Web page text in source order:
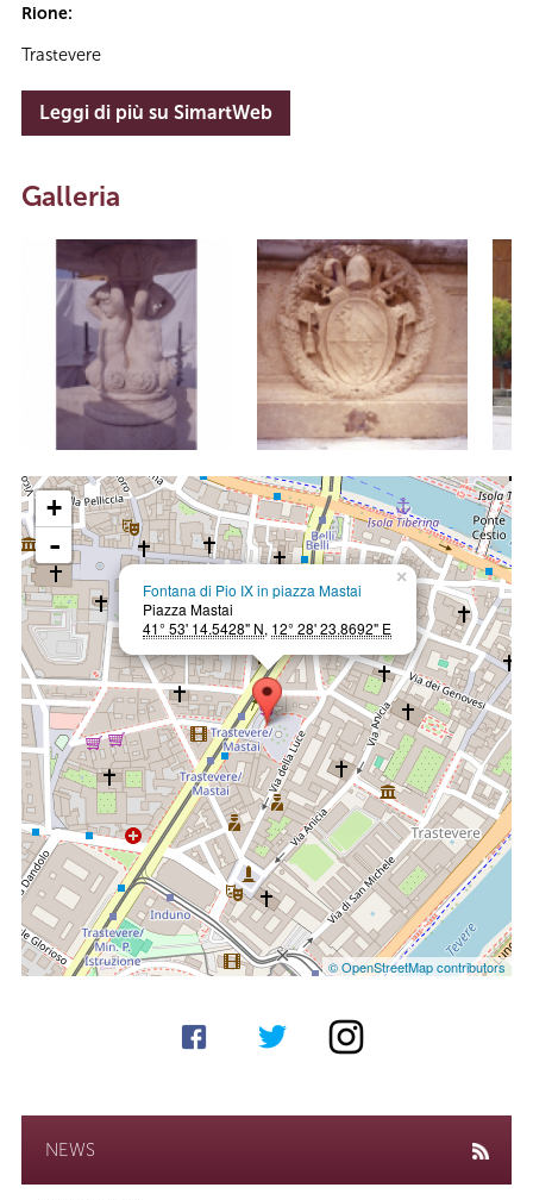
Rione:
Trastevere
Leggi di più su SimartWeb
Galleria
×
Fontana di Pio IX in piazza Mastai
Piazza Mastai
41° 53' 14.5428" N, 12° 28' 23.8692" E
+
-
© OpenStreetMap contributors
NEWS